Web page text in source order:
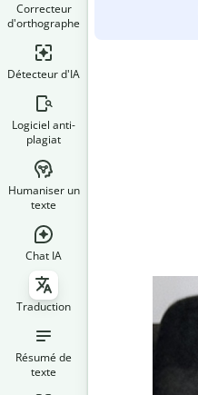
Correcteur
d'orthographe
Détecteur d'IA
Logiciel anti-
plagiat
Humaniser un
texte
Chat IA
Traduction
Résumé de
texte